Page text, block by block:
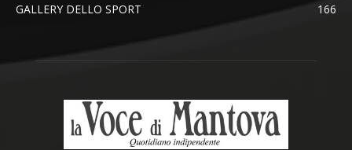
GALLERY DELLO SPORT
166